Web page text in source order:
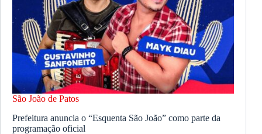
São João de Patos
Prefeitura anuncia o “Esquenta São João” como parte da
programação oficial